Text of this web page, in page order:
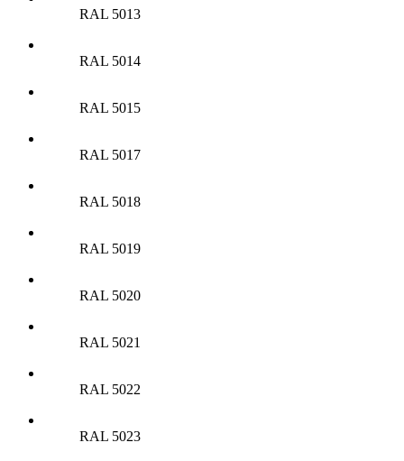
RAL 5013
RAL 5014
RAL 5015
RAL 5017
RAL 5018
RAL 5019
RAL 5020
RAL 5021
RAL 5022
RAL 5023